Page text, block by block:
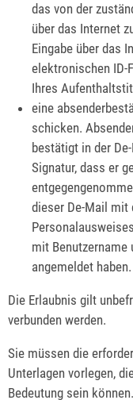
das von der
über das Internet
Eingabe über das
elektronischen ID-
Ihres
eine
schicken.
bestätigt in der
Signatur, dass er
dieser De-Mail mit
mit
angemeldet haben.
Die Erlaubnis gilt
verbunden werden.
Sie müssen die
Unterlagen vorlegen,
Bedeutung sein können.